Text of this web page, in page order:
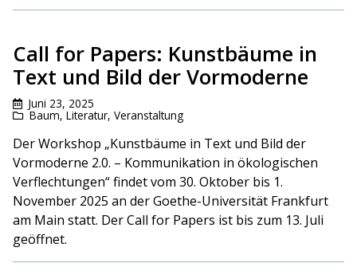
Call for Papers: Kunstbäume in
Text und Bild der Vormoderne
Juni 23, 2025
Baum, Literatur, Veranstaltung
Der Workshop „Kunstbäume in Text und Bild der
Vormoderne 2.0. – Kommunikation in ökologischen
Verflechtungen“ findet vom 30. Oktober bis 1.
November 2025 an der Goethe-Universität Frankfurt
am Main statt. Der Call for Papers ist bis zum 13. Juli
geöffnet.